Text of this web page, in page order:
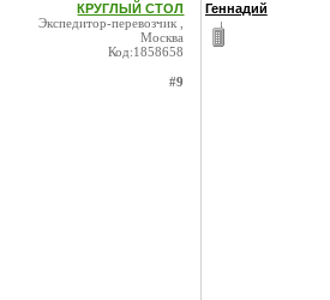
КРУГЛЫЙ СТОЛ
Экспедитор-перевозчик ,
Москва
Код:1858658
#9
Геннадий